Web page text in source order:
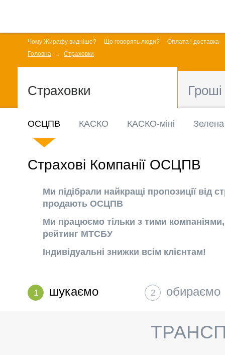
Чому Жирафу видніше? Що говорять люди?
Оплата і доставка
Головна
Страховки
Страховки Гроші
ОСЦПВ КАСКО КАСКО-міні
Страхові Компанії ОСЦПВ
Ми підібрали найкращі пропозиції від
продають ОСЦПВ
Ми працюємо тільки з тими
рейтинг МТСБУ
Індивідуальні знижки всім клієнтам!
шукаємо
1 обираємо
2